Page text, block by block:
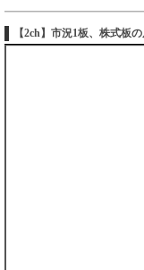
【2ch】市況1板、株式板